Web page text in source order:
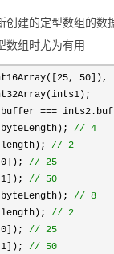
建的定型数组的数
数组时尤为有用
50 ]),
===
// 4
// 2
// 25
// 50
// 8
// 2
// 25
// 50